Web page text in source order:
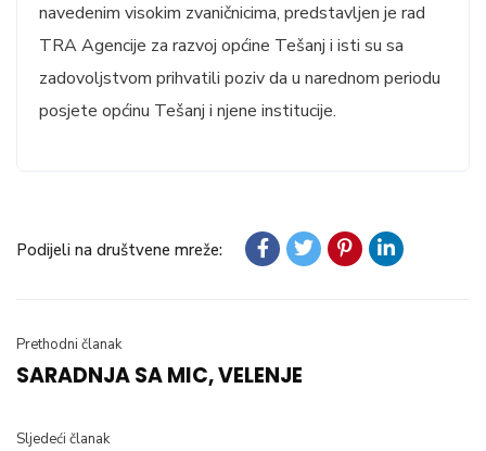
navedenim visokim zvaničnicima, predstavljen je rad
TRA Agencije za razvoj općine Tešanj i isti su sa
zadovoljstvom prihvatili poziv da u narednom periodu
posjete općinu Tešanj i njene institucije.
Podijeli na društvene mreže:
Prethodni članak
SARADNJA SA MIC, VELENJE
Sljedeći članak